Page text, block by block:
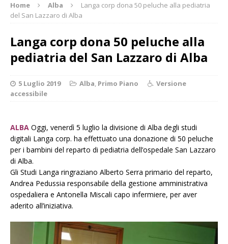
Home Alba
Langa corp dona 50 peluche alla pediatria
del San Lazzaro di Alba
Langa corp dona 50 peluche alla
pediatria del San Lazzaro di Alba
5 Luglio 2019 Alba, Primo Piano
Versione
accessibile
ALBA Oggi, venerdì 5 luglio la divisione di Alba degli studi
digitali Langa corp. ha effettuato una donazione di 50 peluche
per i bambini del reparto di pediatria dell’ospedale San Lazzaro
di Alba.
Gli Studi Langa ringraziano Alberto Serra primario del reparto,
Andrea Pedussia responsabile della gestione amministrativa
ospedaliera e Antonella Miscali capo infermiere, per aver
aderito all’iniziativa.